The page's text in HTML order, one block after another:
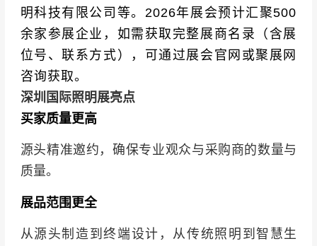
明科技有限公司等。2026年展会预计汇聚500
余家参展企业，如需获取完整展商名录（含展
位号、联系方式），可通过展会官网或聚展网
咨询获取。
深圳国际照明展亮点
买家质量更高
源头精准邀约，确保专业观众与采购商的数量与
质量。
展品范围更全
从源头制造到终端设计，从传统照明到智慧生